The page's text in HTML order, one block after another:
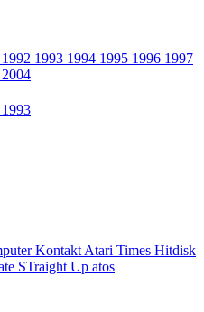
1992 1993 1994 1995 1996 1997
2004
1993
Kontakt Atari Times Hitdisk
STraight Up atos